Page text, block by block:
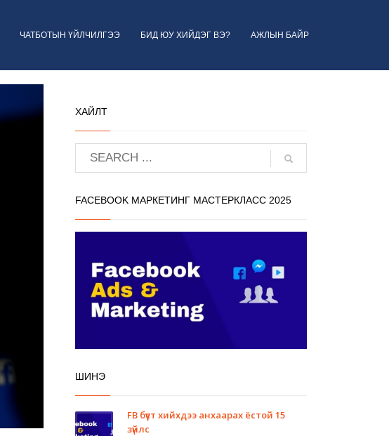
ЧАТБОТЫН ҮЙЛЧИЛГЭЭ БИД ЮУ ХИЙДЭГ ВЭ? АЖЛЫН БАЙР
ХАЙЛТ
FACEBOOK МАРКЕТИНГ МАСТЕРКЛАСС 2025
ШИНЭ
FB бүүст хийхдээ анхаарах ёстой 15
зүйлс